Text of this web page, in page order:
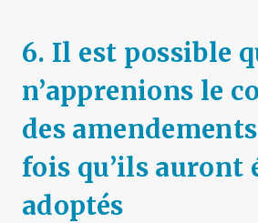
6. Il est possible
n’apprenions le
des
fois qu’ils auront
adoptés